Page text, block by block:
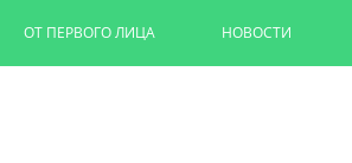
ОТ ПЕРВОГО ЛИЦА НОВОСТИ
Капремонт казанских